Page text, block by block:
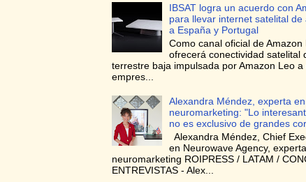
IBSAT logra un acuerdo con
para llevar internet satelital de
a España y Portugal
Como canal oficial de Amazon
ofrecerá conectividad satelital
terrestre baja impulsada por Amazon Leo a
empres...
Alexandra Méndez, experta en
neuromarketing: "Lo
no es exclusivo de grandes
Alexandra Méndez, Chief
en Neurowave Agency,
neuromarketing ROIPRESS / LATAM /
ENTREVISTAS - Alex...